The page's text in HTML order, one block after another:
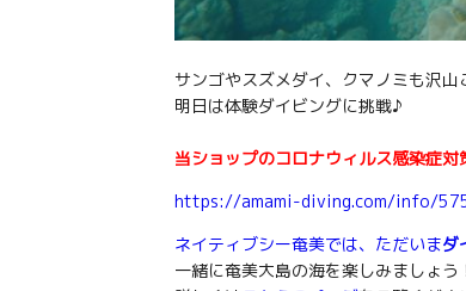
サンゴやスズメダイ、クマノミも沢山
明日は体験ダイビングに挑戦♪
当ショップのコロナウィルス感染症対
https://amami-diving.com/info/
ネイティブシー奄美では、ただいまダ
一緒に奄美大島の海を楽しみましょう